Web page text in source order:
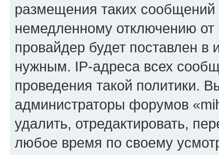
размещения таких
немедленному отключению
провайдер будет поставлен в
нужным. IP-адреса всех
проведения такой политики.
администраторы форумов
удалить, отредактировать,
любое время по своему